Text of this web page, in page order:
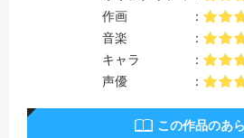
作画
音楽
キャラ
声優
この作品のあ